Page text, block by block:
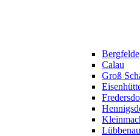
Bergfelde
Calau
Groß
Lübbenau